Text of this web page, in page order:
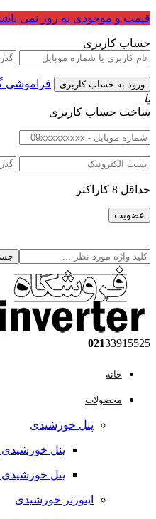
قیمت و موجودی به روز نمی
حساب کاربری
فراموشی
یا
ساخت حساب کاربری
حداقل 8 کاراکتر
02133915525
خانه
محصولات
پنل خورشیدی
پنل خورشیدی
پنل خورشیدی
اینورتر خورشیدی